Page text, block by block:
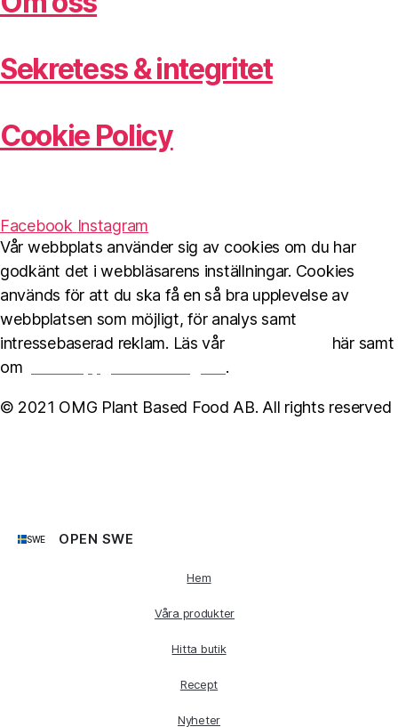
Sekretess & integritet
Cookie Policy
Facebook Instagram
Vår webbplats använder sig av cookies om du har
godkänt det i webbläsarens inställningar. Cookies
används för att du ska få en så bra upplevelse av
webbplatsen som möjligt, för analys samt
intressebaserad reklam. Läs vår
här samt
om
.
© 2021 OMG Plant Based Food AB. All rights reserved
SWE OPEN SWE
Hem
Våra produkter
Hitta butik
Recept
Nyheter